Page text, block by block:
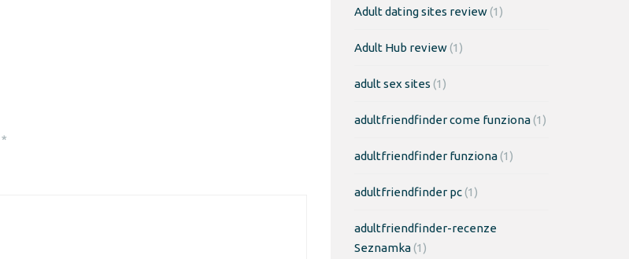
*
Adult dating sites review(1)
Adult Hub review(1)
adult sex sites (1)
adultfriendfinder come funziona(1)
adultfriendfinder funziona(1)
adultfriendfinder pc(1)
adultfriendfinder-recenze
Seznamka(1)